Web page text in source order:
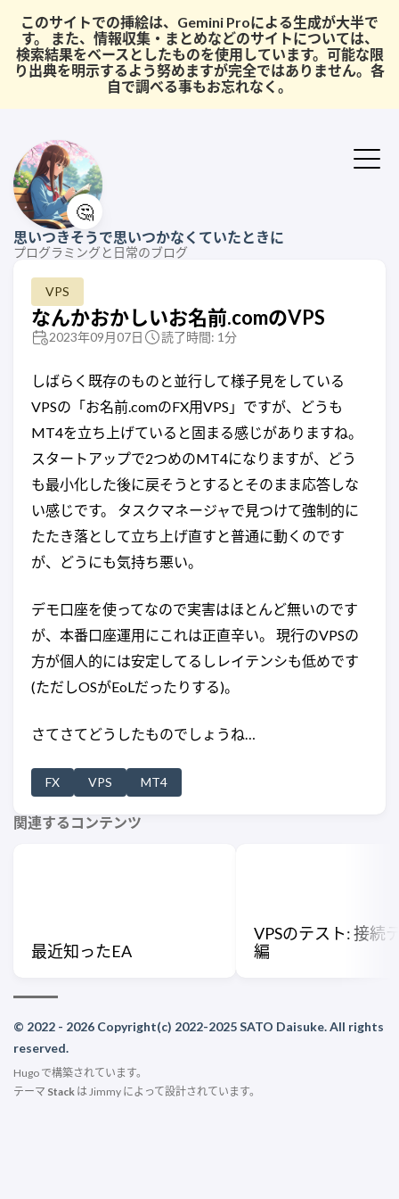
このサイトでの挿絵は、Gemini Proによる生成が大半で
す。 また、情報収集・まとめなどのサイトについては、
検索結果をベースとしたものを使用しています。可能な限
り出典を明示するよう努めますが完全ではありません。各
自で調べる事もお忘れなく。
🤔
思いつきそうで思いつかなくていたときに
プログラミングと日常のブログ
VPS
なんかおかしいお名前.comのVPS
2023年09月07日 読了時間: 1分
しばらく既存のものと並行して様子見をしている
VPSの「お名前.comのFX用VPS」ですが、どうも
MT4を立ち上げていると固まる感じがありますね。
スタートアップで2つめのMT4になりますが、どう
も最小化した後に戻そうとするとそのまま応答しな
い感じです。 タスクマネージャで見つけて強制的に
たたき落として立ち上げ直すと普通に動くのです
が、どうにも気持ち悪い。
デモ口座を使ってなので実害はほとんど無いのです
が、本番口座運用にこれは正直辛い。 現行のVPSの
方が個人的には安定してるしレイテンシも低めです
(ただしOSがEoLだったりする)。
さてさてどうしたものでしょうね…
FX VPS MT4
関連するコンテンツ
最近知ったEA
VPSのテスト: 接続
編
© 2022 - 2026 Copyright(c) 2022-2025 SATO Daisuke. All rights
reserved.
Hugo で構築されています。
テーマ Stack はJimmy によって設計されています。